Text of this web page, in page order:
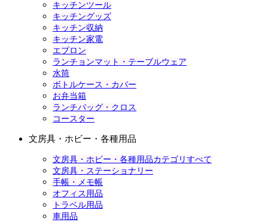
キッチンツール
キッチングッズ
キッチン収納
キッチン家電
エプロン
ランチョンマット・テーブルウェア
水筒
ボトルケース・カバー
お弁当箱
ランチバッグ・クロス
コースター
文房具・ホビー・各種用品
文房具・ホビー・各種用品カテゴリすべて
文房具・ステーショナリー
手帳・メモ帳
オフィス用品
トラベル用品
車用品